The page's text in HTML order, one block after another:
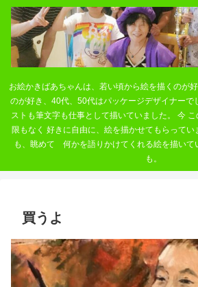
お絵かきばあちゃんは、若い頃から絵を描くのが
のが好き、40代、50代はパッケージデザイナーで
ストも筆文字も仕事として描いていました。 今
限もなく 好きに自由に、絵を描かせてもらってい
も、眺めて 何かを語りかけてくれる絵を描いて
も。
買うよ